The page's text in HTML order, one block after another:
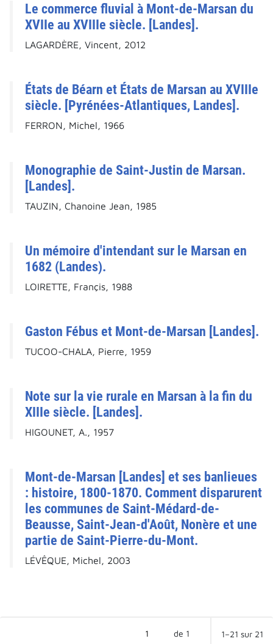
Le commerce fluvial à Mont-de-Marsan du
XVIIe au XVIIIe siècle. [Landes].
LAGARDÈRE, Vincent, 2012
États de Béarn et États de Marsan au XVIIIe
siècle. [Pyrénées-Atlantiques, Landes].
FERRON, Michel, 1966
Monographie de Saint-Justin de Marsan.
[Landes].
TAUZIN, Chanoine Jean, 1985
Un mémoire d'intendant sur le Marsan en
1682 (Landes).
LOIRETTE, Françis, 1988
Gaston Fébus et Mont-de-Marsan [Landes].
TUCOO-CHALA, Pierre, 1959
Note sur la vie rurale en Marsan à la fin du
XIIIe siècle. [Landes].
HIGOUNET, A., 1957
Mont-de-Marsan [Landes] et ses banlieues
: histoire, 1800-1870. Comment disparurent
les communes de Saint-Médard-de-
Beausse, Saint-Jean-d'Août, Nonère et une
partie de Saint-Pierre-du-Mont.
LÉVÊQUE, Michel, 2003
de 1 1–21 sur 21